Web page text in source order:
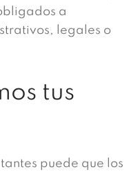
a
legales o
tus
puede que los